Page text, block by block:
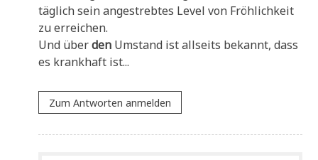
täg­lich sein ange­streb­tes Level von Fröh­lich­keit
zu erreichen.
Und überden Umstand ist all­seits bekannt, dass
es krank­haft ist...
Zum Antworten anmelden